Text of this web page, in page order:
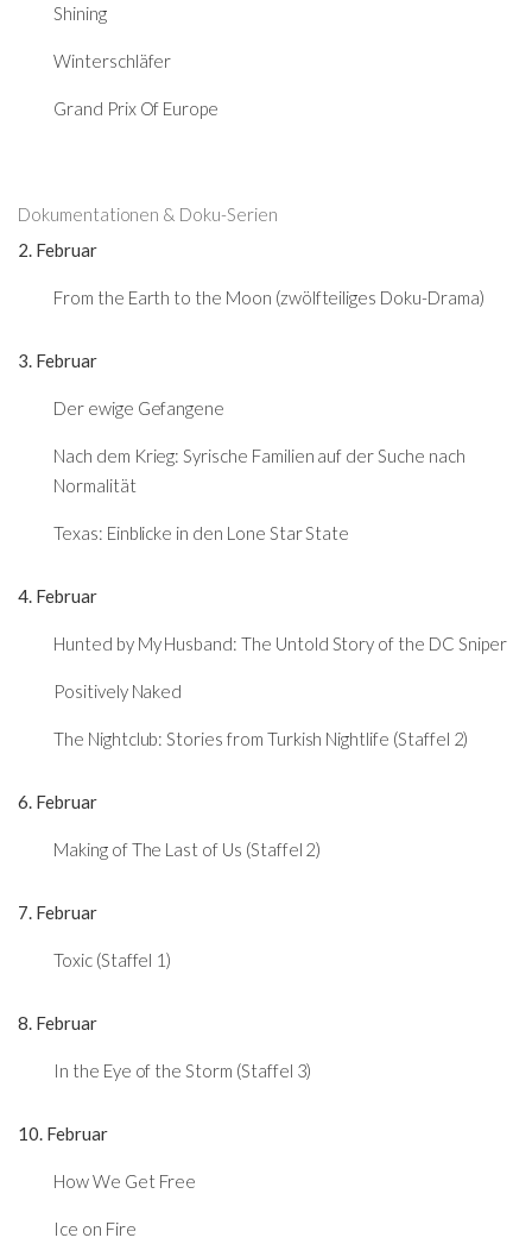
Shining
Winterschläfer
Grand Prix Of Europe
Dokumentationen & Doku-Serien
2. Februar
From the Earth to the Moon (zwölfteiliges Doku-Drama)
3. Februar
Der ewige Gefangene
Nach dem Krieg: Syrische Familien auf der Suche nach
Normalität
Texas: Einblicke in den Lone Star State
4. Februar
Hunted by My Husband: The Untold Story of the DC Sniper
Positively Naked
The Nightclub: Stories from Turkish Nightlife (Staffel 2)
6. Februar
Making of The Last of Us (Staffel 2)
7. Februar
Toxic (Staffel 1)
8. Februar
In the Eye of the Storm (Staffel 3)
10. Februar
How We Get Free
Ice on Fire